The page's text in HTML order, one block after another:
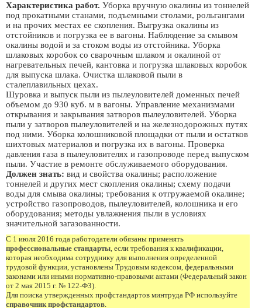
Характеристика работ. Уборка вручную окалины из тоннелей
под прокатными станами, подъемными столами, рольгангами
и на прочих местах ее скопления. Выгрузка окалины из
отстойников и погрузка ее в вагоны. Наблюдение за смывом
окалины водой и за стоком воды из отстойника. Уборка
шлаковых коробок со сварочным шлаком и окалиной от
нагревательных печей, кантовка и погрузка шлаковых коробок
для выпуска шлака. Очистка шлаковой пыли в
сталеплавильных цехах.
Шуровка и выпуск пыли из пылеуловителей доменных печей
объемом до 930 куб. м в вагоны. Управление механизмами
открывания и закрывания затворов пылеуловителей. Уборка
пыли у затворов пылеуловителей и на железнодорожных путях
под ними. Уборка колошниковой площадки от пыли и остатков
шихтовых материалов и погрузка их в вагоны. Проверка
давления газа в пылеуловителях и газопроводе перед выпуском
пыли. Участие в ремонте обслуживаемого оборудования.
Должен знать: вид и свойства окалины; расположение
тоннелей и других мест скопления окалины; схему подачи
воды для смыва окалины; требования к отгружаемой окалине;
устройство газопроводов, пылеуловителей, колошника и его
оборудования; методы увлажнения пыли в условиях
значительной загазованности.
С 1 июля 2016 года работодатели обязаны применять
профессиональные стандарты, если требования к квалификации,
которая необходима сотруднику для выполнения определенной
трудовой функции, установлены Трудовым кодексом, федеральными
законами или иными нормативно-правовыми актами (Федеральный закон
от 2 мая 2015 г. № 122-ФЗ).
Для поиска утвержденных профстандартов минтруда РФ используйте
справочник профстандартов.